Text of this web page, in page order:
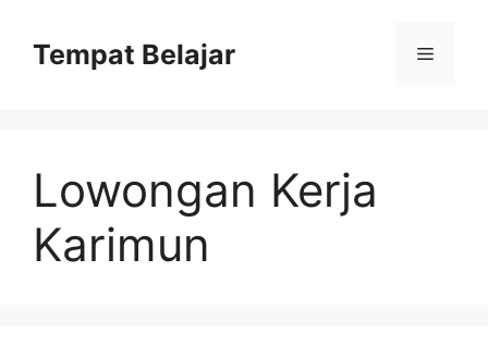
contentTempat Belajar Menu
Lowongan Kerja
Karimun